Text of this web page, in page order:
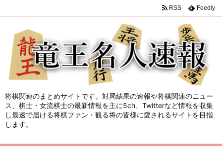
将棋関連のまとめサイトです。対局結果の速報や将棋関連のニュー
ス、棋士・女流棋士の最新情報を主に5ch、Twitterなど情報を収集
し最速で届ける将棋ファン・観る将の皆様に愛されるサイトを目指
します。
RSS Feedly